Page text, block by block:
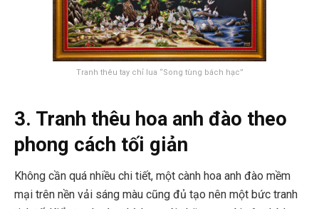
Tranh thêu tay chỉ lua “Song tùng bách hạc”
3. Tranh thêu hoa anh đào theo
phong cách tối giản
Không cần quá nhiều chi tiết, một cành hoa anh đào mềm
mại trên nền vải sáng màu cũng đủ tạo nên một bức tranh